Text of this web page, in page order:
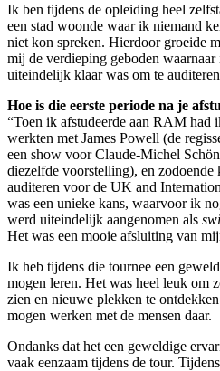
Ik ben tijdens de opleiding heel
een stad woonde waar ik niemand
niet kon spreken. Hierdoor groeide
mij de verdieping geboden
uiteindelijk klaar was om te
Hoe is die eerste periode na je
“Toen ik afstudeerde aan RAM had
werkten met James Powell (de
een show voor Claude-Michel
diezelfde voorstelling), en
auditeren voor de UK and
was een unieke kans, waarvoor ik
werd uiteindelijk aangenomen als
Het was een mooie afsluiting van
Ik heb tijdens die tournee een
mogen leren. Het was heel leuk om
zien en nieuwe plekken te
mogen werken met de mensen daar.
Ondanks dat het een geweldige
vaak eenzaam tijdens de tour.